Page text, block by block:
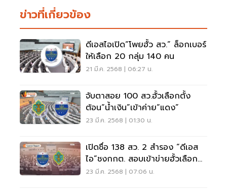
ข่าวที่เกี่ยวข้อง
ดีเอสไอเปิด“โพยฮั้ว สว.” ล็อกเบอร์
ให้เลือก 20 กลุ่ม 140 คน
21 มี.ค. 2568 | 06:27 น.
จับตาสอย 100 สว.ฮั้วเลือกตั้ง
ต้อน“น้ำเงิน”เข้าค่าย“แดง”
23 มี.ค. 2568 | 01:30 น.
เปิดชื่อ 138 สว. 2 สำรอง “ดีเอส
ไอ”ชงกกต. สอบเข้าข่ายฮั้วเลือก
ตั้ง
23 มี.ค. 2568 | 07:06 น.